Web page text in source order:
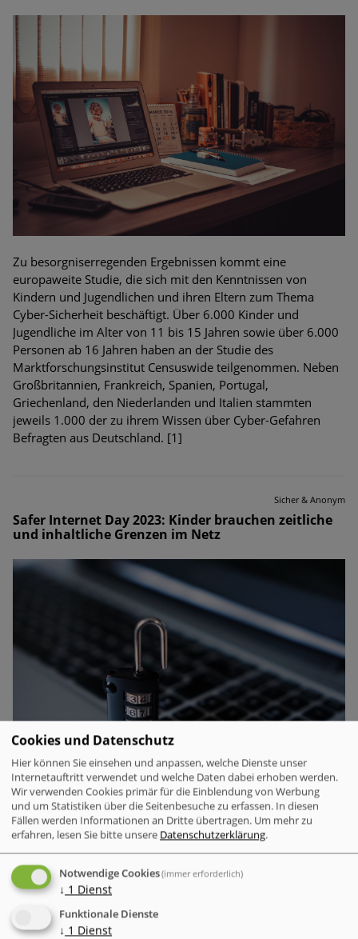
Zu besorgniserregenden Ergebnissen kommt eine
europaweite Studie, die sich mit den Kenntnissen von
Kindern und Jugendlichen und ihren Eltern zum Thema
Cyber-Sicherheit beschäftigt. Über 6.000 Kinder und
Jugendliche im Alter von 11 bis 15 Jahren sowie über 6.000
Personen ab 16 Jahren haben an der Studie des
Marktforschungsinstitut Censuswide teilgenommen. Neben
Großbritannien, Frankreich, Spanien, Portugal,
Griechenland, den Niederlanden und Italien stammten
jeweils 1.000 der zu ihrem Wissen über Cyber-Gefahren
Befragten aus Deutschland. [1]
Sicher & Anonym
Safer Internet Day 2023: Kinder brauchen zeitliche
und inhaltliche Grenzen im Netz
Bochum, 2. Februar 2023- „Online am Limit“ ist das Motto
des Safer Internet Days am Dienstag, den 7. Februar 2023,
der sich für mehr Sicherheit im Netz einsetzt. Insbesondere
Kinder und Jugendliche sind online unzähligen Gefahren wie
problematischen Inhalten oder Fake-Apps ausgesetzt. Daher
sind Begrenzungen der Zeit und Nutzung im Internet für den
Nachwuchs ebenso wichtig wie Offline-Regeln. G DATA
CyberDefense gibt Eltern anlässlich des Aktionstags
Cookies und Datenschutz
Hier können Sie einsehen und anpassen, welche Dienste unser
Internetauftritt verwendet und welche Daten dabei erhoben werden.
Wir verwenden Cookies primär für die Einblendung von Werbung
und um Statistiken über die Seitenbesuche zu erfassen. In diesen
Fällen werden Informationen an Dritte übertragen. Um mehr zu
erfahren, lesen Sie bitte unsere Datenschutzerklärung.
Notwendige Cookies(immer erforderlich)
↓ 1 Dienst
Funktionale Dienste
↓ 1 Dienst